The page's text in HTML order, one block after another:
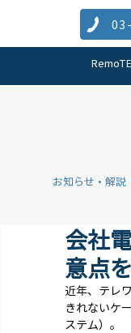
お知らせ・解説
会社
意点
近年、テレ
きれないケ
ステム）。